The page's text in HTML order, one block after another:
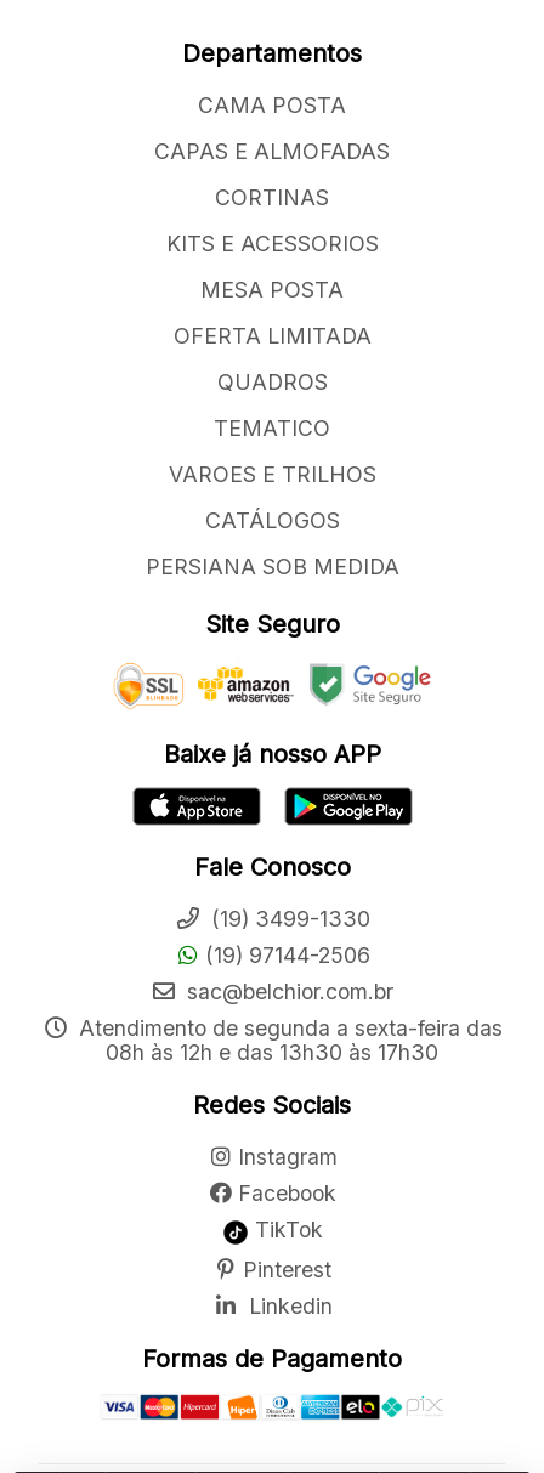
Departamentos
CAMA POSTA
CAPAS E ALMOFADAS
CORTINAS
KITS E ACESSORIOS
MESA POSTA
OFERTA LIMITADA
QUADROS
TEMATICO
VAROES E TRILHOS
CATÁLOGOS
PERSIANA SOB MEDIDA
Site Seguro
Baixe já nosso APP
Fale Conosco
(19) 3499-1330
(19) 97144-2506
sac@belchior.com.br
Atendimento de segunda a sexta-feira das
08h às 12h e das 13h30 às 17h30
Redes Sociais
Instagram
Facebook
TikTok
Pinterest
Linkedin
Formas de Pagamento